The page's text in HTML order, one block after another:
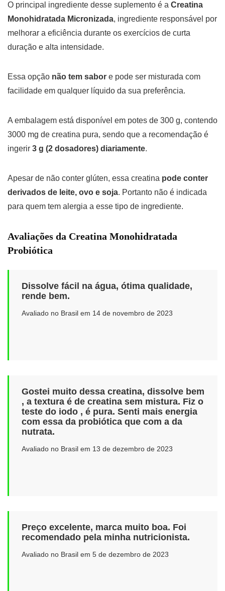
O principal ingrediente desse suplemento é a Creatina
Monohidratada Micronizada, ingrediente responsável por
melhorar a eficiência durante os exercícios de curta
duração e alta intensidade.
Essa opção não tem sabor e pode ser misturada com
facilidade em qualquer líquido da sua preferência.
A embalagem está disponível em potes de 300 g, contendo
3000 mg de creatina pura, sendo que a recomendação é
ingerir 3 g (2 dosadores) diariamente.
Apesar de não conter glúten, essa creatina pode conter
derivados de leite, ovo e soja. Portanto não é indicada
para quem tem alergia a esse tipo de ingrediente.
Avaliações da Creatina Monohidratada
Probiótica
Dissolve fácil na água, ótima qualidade,
rende bem.
Avaliado no Brasil em 14 de novembro de 2023
Gostei muito dessa creatina, dissolve bem
, a textura é de creatina sem mistura. Fiz o
teste do iodo , é pura. Senti mais energia
com essa da probiótica que com a da
nutrata.
Avaliado no Brasil em 13 de dezembro de 2023
Preço excelente, marca muito boa. Foi
recomendado pela minha nutricionista.
Avaliado no Brasil em 5 de dezembro de 2023